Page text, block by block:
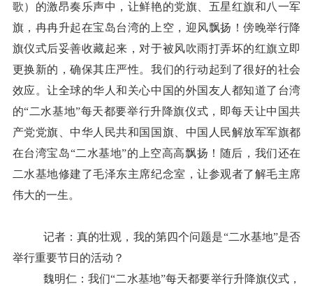
歌）的激昂奏乐声中，让鲜艳的党旗、五星红旗和八一军
旗，冉冉升起在宝岛台湾的上空，迎风飘扬！傍晚举行降
旗仪式后妥善收藏起来，对于被风吹雨打弄坏的红旗立即
更换新的，确保其庄严性。我们的行动起到了很好的社会
效应。让全球的华人和关心中国的外国友人都知道了台湾
的“二水基地”每天都要举行升降旗仪式，即每天让中国共
产党党旗、中华人民共和国国旗、中国人民解放军军旗都
在台湾宝岛“二水基地”的上空高高飘扬！随后，我们还在
二水基地修建了毛泽东主席纪念室，让参观者了解毛主席
伟大的一生。
记者：真的壮观，我的第四个问题是“二水基地”是否
举行重要节日的活动？
魏明仁：我们“二水基地”每天都要举行升降旗仪式，